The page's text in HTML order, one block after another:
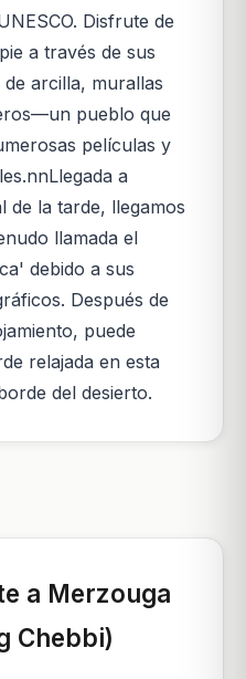
Disfrute de
a través de sus
arcilla, murallas
pueblo que
películas y
a
de la tarde, llegamos
llamada el
debido a sus
Después de
puede
relajada en esta
del desierto.
a Merzouga
Chebbi)